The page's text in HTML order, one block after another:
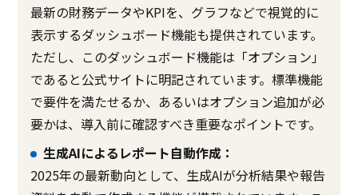
最新の財務データやKPIを、グラフなどで視覚的に
表示するダッシュボード機能も提供されています。
ただし、このダッシュボード機能は「オプション」
であると公式サイトに明記されています。標準機能
で要件を満たせるか、あるいはオプション追加が必
要かは、導入前に確認すべき重要なポイントです。
生成AIによるレポート自動作成：
2025年の最新動向として、生成AIが分析結果や報告